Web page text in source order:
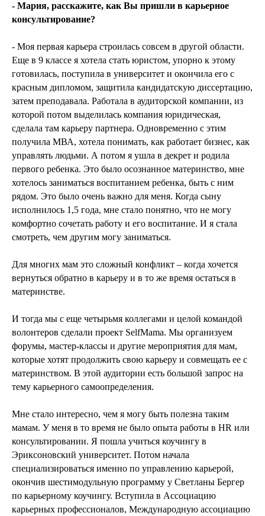
- Мария, расскажите, как Вы пришли в карьерное
консультирование?
- Моя первая карьера строилась совсем в другой области.
Еще в 9 классе я хотела стать юристом, упорно к этому
готовилась, поступила в университет и окончила его с
красным дипломом, защитила кандидатскую диссертацию,
затем преподавала. Работала в аудиторской компании, из
которой потом выделилась компания юридическая,
сделала там карьеру партнера. Одновременно с этим
получила МВА, хотела понимать, как работает бизнес, как
управлять людьми. А потом я ушла в декрет и родила
первого ребенка. Это было осознанное материнство, мне
хотелось заниматься воспитанием ребенка, быть с ним
рядом. Это было очень важно для меня. Когда сыну
исполнилось 1,5 года, мне стало понятно, что не могу
комфортно сочетать работу и его воспитание. И я стала
смотреть, чем другим могу заниматься.
Для многих мам это сложный конфликт – когда хочется
вернуться обратно в карьеру и в то же время остаться в
материнстве.
И тогда мы с еще четырьмя коллегами и целой командой
волонтеров сделали проект SelfMama. Мы организуем
форумы, мастер-классы и другие мероприятия для мам,
которые хотят продолжить свою карьеру и совмещать ее с
материнством. В этой аудитории есть большой запрос на
тему карьерного самоопределения.
Мне стало интересно, чем я могу быть полезна таким
мамам. У меня в то время не было опыта работы в HR или
консультировании. Я пошла учиться коучингу в
Эриксоновский университет. Потом начала
специализироваться именно по управлению карьерой,
окончив шестимодульную программу у Светланы Бергер
по карьерному коучингу. Вступила в Ассоциацию
карьерных профессионалов, Международную ассоциацию